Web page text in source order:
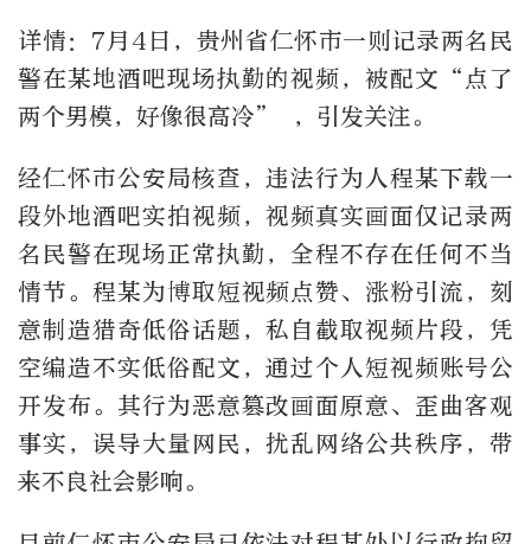
详情：7月4日，贵州省仁怀市一则记录两名民
警在某地酒吧现场执勤的视频，被配文“点了
两个男模，好像很高冷” ，引发关注。
经仁怀市公安局核查，违法行为人程某下载一
段外地酒吧实拍视频，视频真实画面仅记录两
名民警在现场正常执勤，全程不存在任何不当
情节。程某为博取短视频点赞、涨粉引流，刻
意制造猎奇低俗话题，私自截取视频片段，凭
空编造不实低俗配文，通过个人短视频账号公
开发布。其行为恶意篡改画面原意、歪曲客观
事实，误导大量网民，扰乱网络公共秩序，带
来不良社会影响。